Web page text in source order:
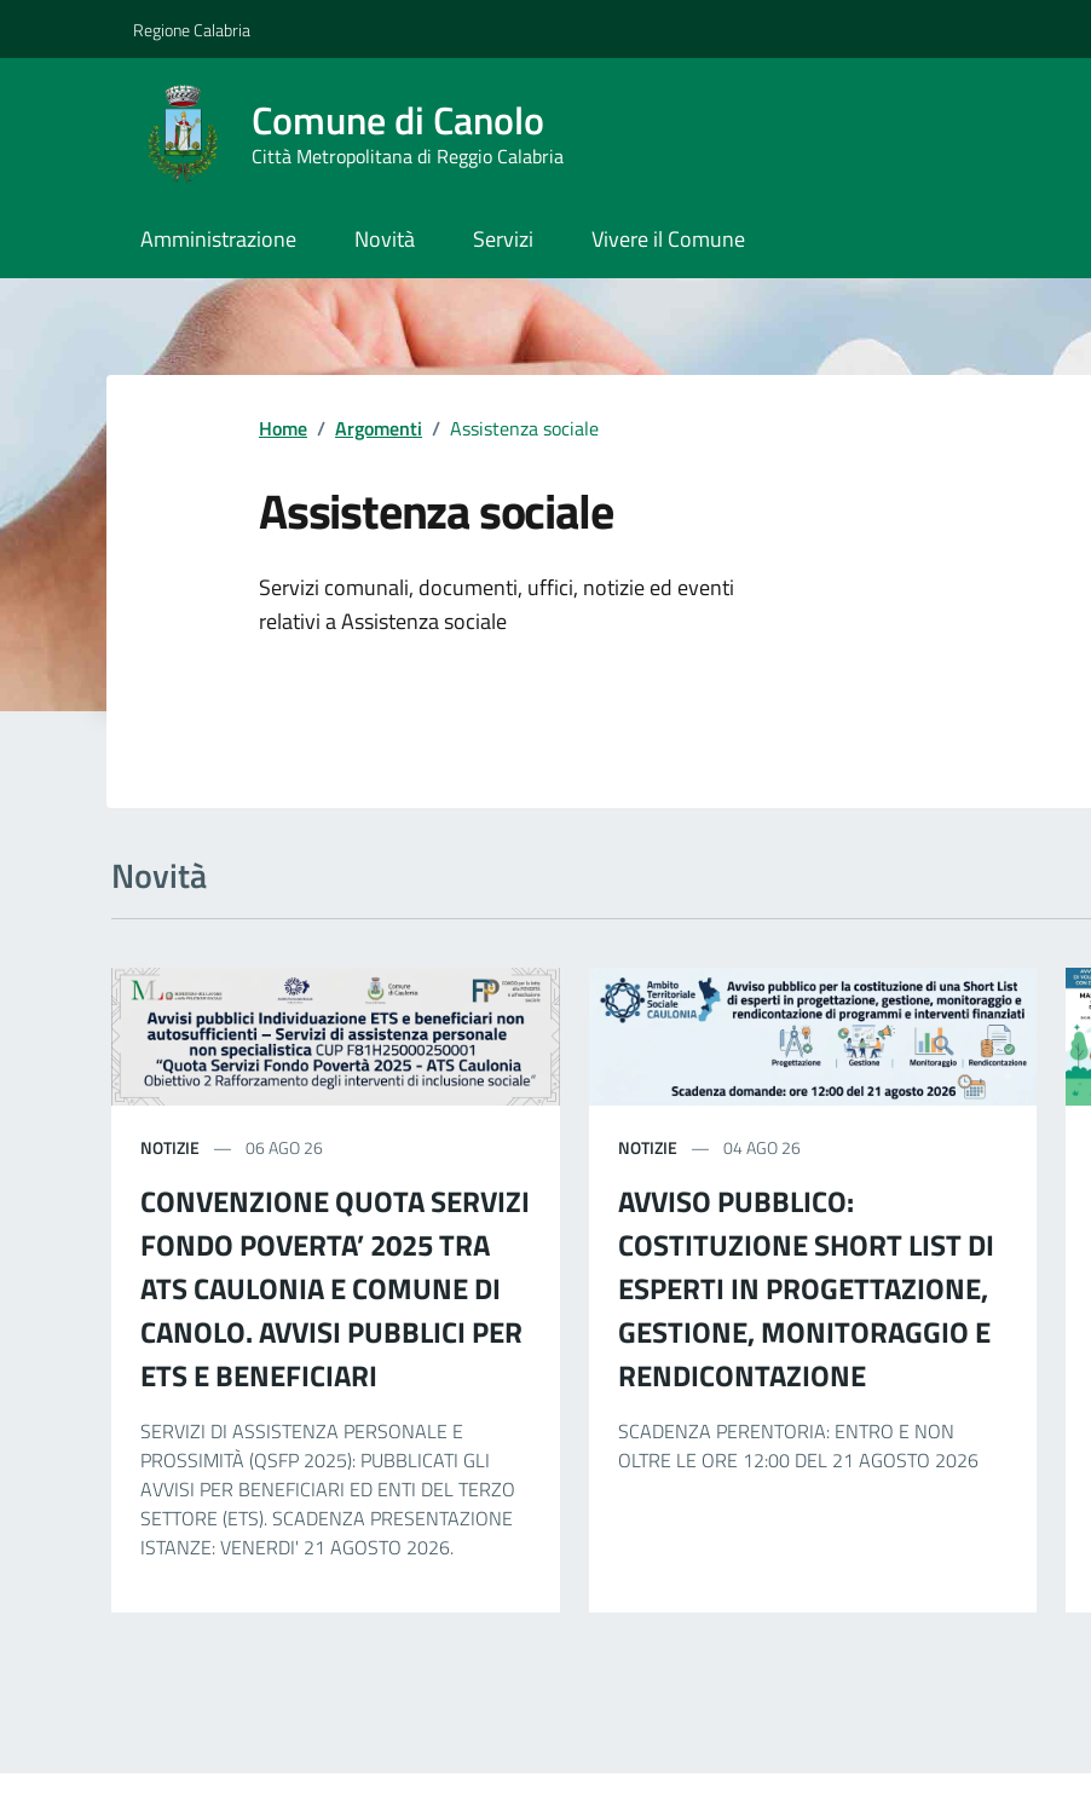
Regione Calabria
Comune di Canolo
Città Metropolitana di Reggio Calabria
Amministrazione Novità Servizi Vivere il Comune
Home / Argomenti / Assistenza sociale
Assistenza sociale
Dettagli dell'argomento
Servizi comunali, documenti, uffici, notizie ed eventi
relativi a Assistenza sociale
Novità
NOTIZIE 06 AGO 26
CONVENZIONE QUOTA SERVIZI
FONDO POVERTA’ 2025 TRA
ATS CAULONIA E COMUNE DI
CANOLO. AVVISI PUBBLICI PER
ETS E BENEFICIARI
SERVIZI DI ASSISTENZA PERSONALE E
PROSSIMITÀ (QSFP 2025): PUBBLICATI GLI
AVVISI PER BENEFICIARI ED ENTI DEL TERZO
SETTORE (ETS). SCADENZA PRESENTAZIONE
ISTANZE: VENERDI' 21 AGOSTO 2026.
NOTIZIE 04 AGO 26
AVVISO PUBBLICO:
COSTITUZIONE SHORT LIST DI
ESPERTI IN PROGETTAZIONE,
GESTIONE, MONITORAGGIO E
RENDICONTAZIONE
SCADENZA PERENTORIA: ENTRO E NON
OLTRE LE ORE 12:00 DEL 21 AGOSTO 2026